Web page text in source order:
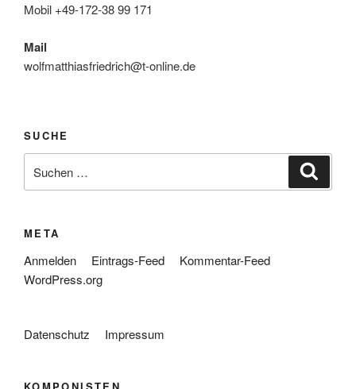
Mobil +49-172-38 99 171
Mail
wolfmatthiasfriedrich@t-online.de
SUCHE
nach:
META
Anmelden Eintrags-Feed
Kommentar-Feed
WordPress.org
Datenschutz Impressum